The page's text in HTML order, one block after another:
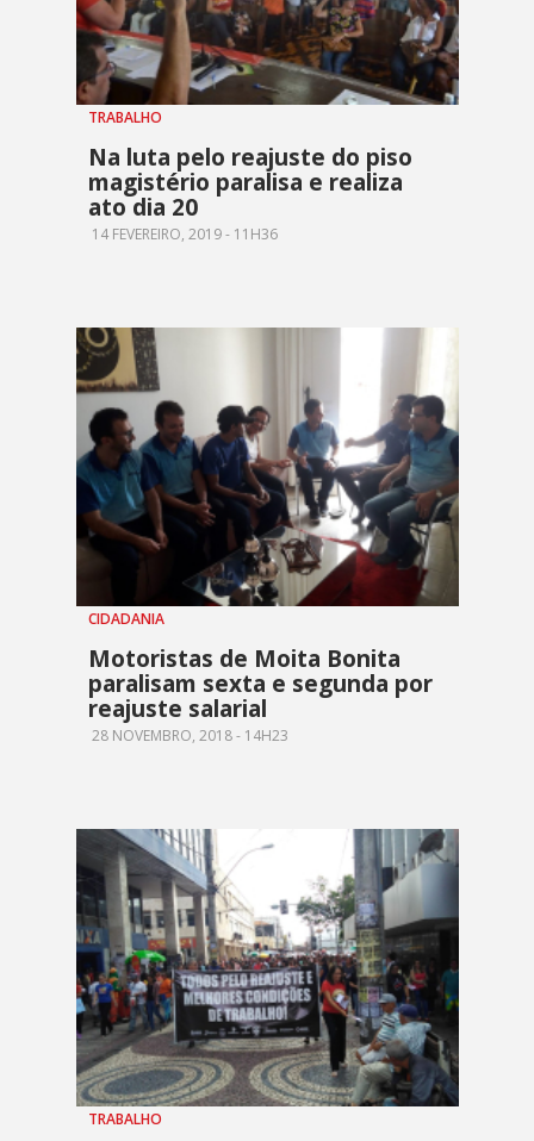
TRABALHO
Na luta pelo reajuste do piso
magistério paralisa e realiza
ato dia 20
14 FEVEREIRO, 2019 - 11H36
CIDADANIA
Motoristas de Moita Bonita
paralisam sexta e segunda por
reajuste salarial
28 NOVEMBRO, 2018 - 14H23
TRABALHO